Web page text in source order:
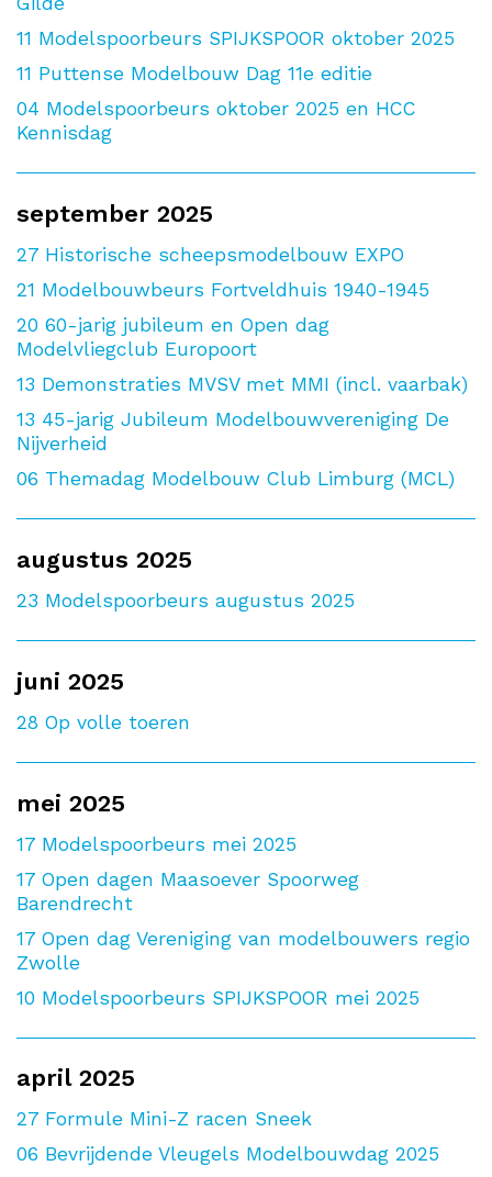
11 Modelspoorbeurs SPIJKSPOOR oktober 2025
11 Puttense Modelbouw Dag 11e editie
04 Modelspoorbeurs oktober 2025 en HCC
Kennisdag
september 2025
27 Historische scheepsmodelbouw EXPO
21 Modelbouwbeurs Fortveldhuis 1940-1945
20 60-jarig jubileum en Open dag
Modelvliegclub Europoort
13 Demonstraties MVSV met MMI (incl. vaarbak)
13 45-jarig Jubileum Modelbouwvereniging De
Nijverheid
06 Themadag Modelbouw Club Limburg (MCL)
augustus 2025
23 Modelspoorbeurs augustus 2025
juni 2025
28 Op volle toeren
mei 2025
17 Modelspoorbeurs mei 2025
17 Open dagen Maasoever Spoorweg
Barendrecht
17 Open dag Vereniging van modelbouwers regio
Zwolle
10 Modelspoorbeurs SPIJKSPOOR mei 2025
april 2025
27 Formule Mini-Z racen Sneek
06 Bevrijdende Vleugels Modelbouwdag 2025